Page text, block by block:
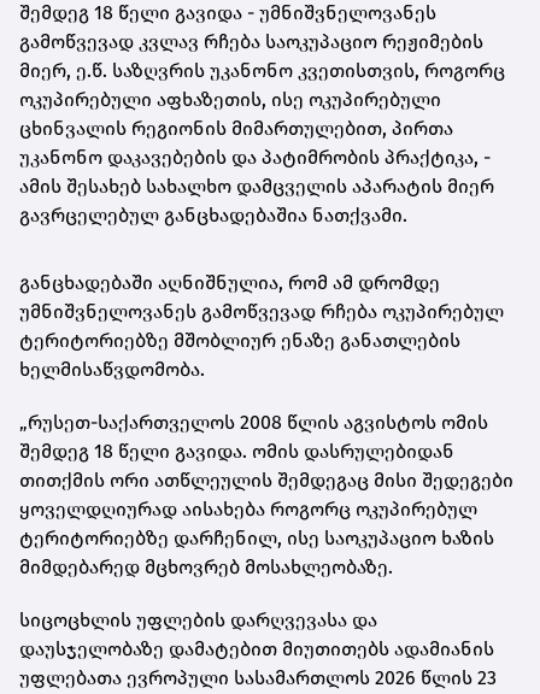
შემდეგ 18 წელი გავიდა - უმნიშვნელოვანეს
გამოწვევად კვლავ რჩება საოკუპაციო რეჟიმების
მიერ, ე.წ. საზღვრის უკანონო კვეთისთვის, როგორც
ოკუპირებული აფხაზეთის, ისე ოკუპირებული
ცხინვალის რეგიონის მიმართულებით, პირთა
უკანონო დაკავებების და პატიმრობის პრაქტიკა, -
ამის შესახებ სახალხო დამცველის აპარატის მიერ
გავრცელებულ განცხადებაშია ნათქვამი.
განცხადებაში აღნიშნულია, რომ ამ დრომდე
უმნიშვნელოვანეს გამოწვევად რჩება ოკუპირებულ
ტერიტორიებზე მშობლიურ ენაზე განათლების
ხელმისაწვდომობა.
„რუსეთ-საქართველოს 2008 წლის აგვისტოს ომის
შემდეგ 18 წელი გავიდა. ომის დასრულებიდან
თითქმის ორი ათწლეულის შემდეგაც მისი შედეგები
ყოველდღიურად აისახება როგორც ოკუპირებულ
ტერიტორიებზე დარჩენილ, ისე საოკუპაციო ხაზის
მიმდებარედ მცხოვრებ მოსახლეობაზე.
სიცოცხლის უფლების დარღვევასა და
დაუსჯელობაზე დამატებით მიუთითებს ადამიანის
უფლებათა ევროპული სასამართლოს 2026 წლის 23